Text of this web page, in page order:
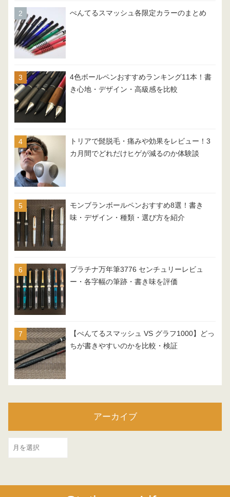
ぺんてるスマッシュ各限定カラーのまとめ
4色ボールペンおすすめランキング11本！書
き心地・デザイン・高級感を比較
トリアで髭脱毛・痛みや効果をレビュー！3
カ月間でどれだけヒゲが減るのか体験談
モンブランボールペンおすすめ8選！書き
味・デザイン・種類・選び方を紹介
プラチナ万年筆3776 センチュリーレビュ
ー・各字幅の筆跡・書き味を評価
【ぺんてるスマッシュ VS グラフ1000】どっ
ちが書きやすいのかを比較・検証
アーカイブ
ア
ー
イ